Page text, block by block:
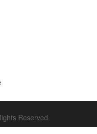
Reserved.